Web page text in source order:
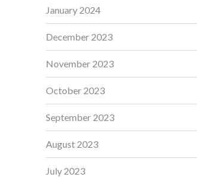
January 2024
December 2023
November 2023
October 2023
September 2023
August 2023
July 2023